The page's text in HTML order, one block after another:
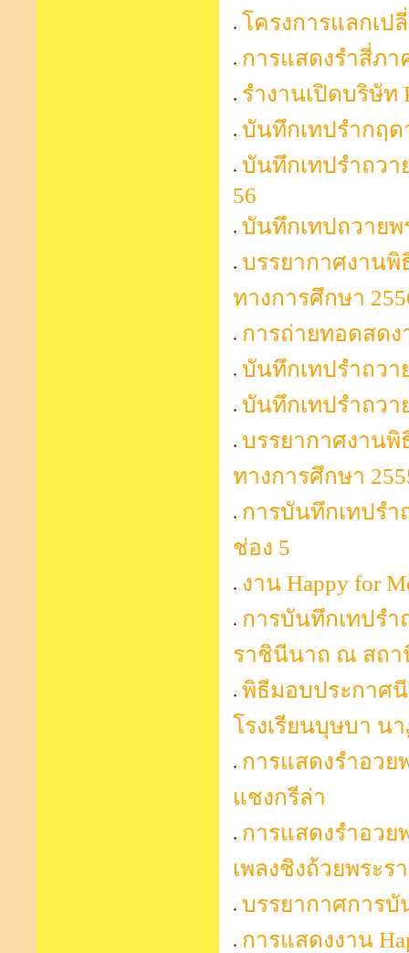
โครงการแลกเ
การแสดงรำสี่ภ
รำงานเปิดบริษัท
บันทึกเทปรำกฤ
บันทึกเทปรำถว
56
บันทึกเทปถวายพ
บรรยากาศงาน
ทางการศึกษา
การถ่ายทอดสดง
บันทึกเทปรำถวา
บันทึกเทปรำถวา
บรรยากาศงาน
ทางการศึกษา
การบันทึกเทปร
ช่อง 5
งาน Happy for
การบันทึกเทปรำ
ราชินีนาถ ณ สถ
พิธีมอบประกาศ
โรงเรียนบุษบา น
การแสดงรำอวย
แชงกรีล่า
การแสดงรำอว
เพลงชิงถ้วยพระร
บรรยากาศการบั
การแสดงงาน